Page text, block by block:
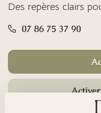
Des repères clairs
07 86 75 37 90